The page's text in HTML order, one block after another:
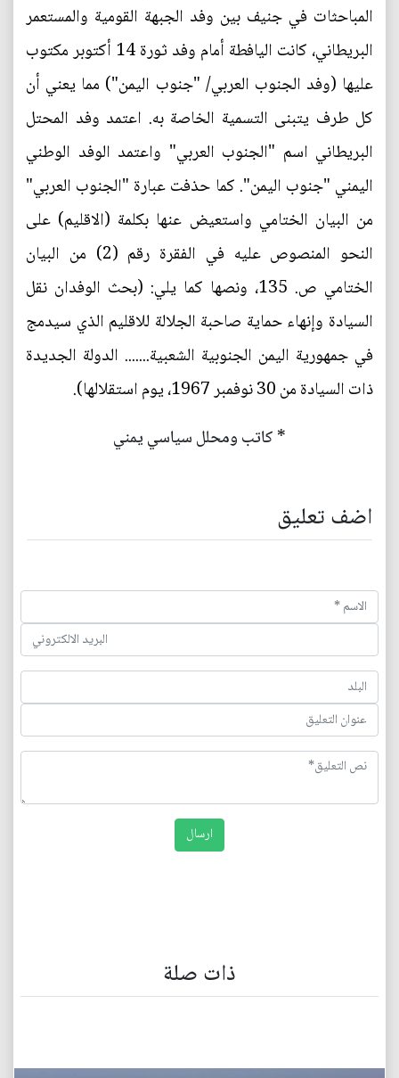
المباحثات في جنيف بين وفد الجبهة القومية والمستعمر
البريطاني، كانت اليافطة أمام وفد ثورة 14 أكتوبر مكتوب
عليها (وفد الجنوب العربي/ "جنوب اليمن") مما يعني أن
كل طرف يتبنى التسمية الخاصة به. اعتمد وفد المحتل
البريطاني اسم "الجنوب العربي" واعتمد الوفد الوطني
اليمني "جنوب اليمن". كما حذفت عبارة "الجنوب العربي"
من البيان الختامي واستعيض عنها بكلمة (الاقليم) على
النحو المنصوص عليه في الفقرة رقم (2) من البيان
الختامي ص. 135، ونصها كما يلي: (بحث الوفدان نقل
السيادة وإنهاء حماية صاحبة الجلالة للاقليم الذي سيدمج
في جمهورية اليمن الجنوبية الشعبية....... الدولة الجديدة
ذات السيادة من 30 نوفمبر 1967، يوم استقلالها).
* كاتب ومحلل سياسي يمني
اضف تعليق
ذات صلة